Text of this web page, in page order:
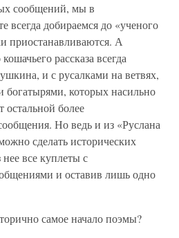
сообщений, мы в
всегда добираемся до «ученого
приостанавливаются. А
рассказа всегда
и с русалками на ветвях,
которых насильно
остальной более
Но ведь и из «Руслана
сделать исторических
все куплеты с
и оставив лишь одно
самое начало поэмы?